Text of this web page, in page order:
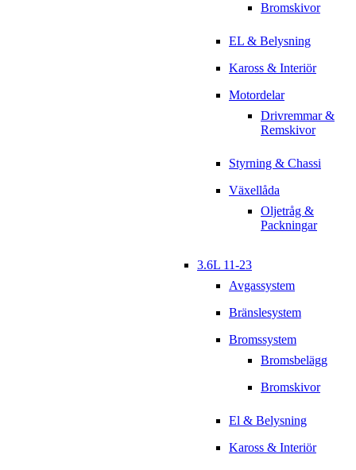
Bromskivor
EL & Belysning
Kaross & Interiör
Motordelar
Drivremmar &
Remskivor
Styrning & Chassi
Växellåda
Oljetråg &
Packningar
3.6L 11-23
Avgassystem
Bränslesystem
Bromssystem
Bromsbelägg
Bromskivor
El & Belysning
Kaross & Interiör